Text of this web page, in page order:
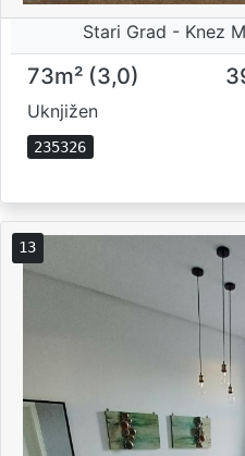
Stari Grad - Knez
73m² (3,0)
Uknjižen
235326
13